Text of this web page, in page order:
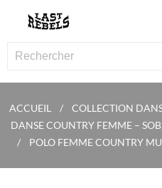
ACCUEIL COLLECTION
DANSE COUNTRY FEMME –
POLO FEMME COUNTRY